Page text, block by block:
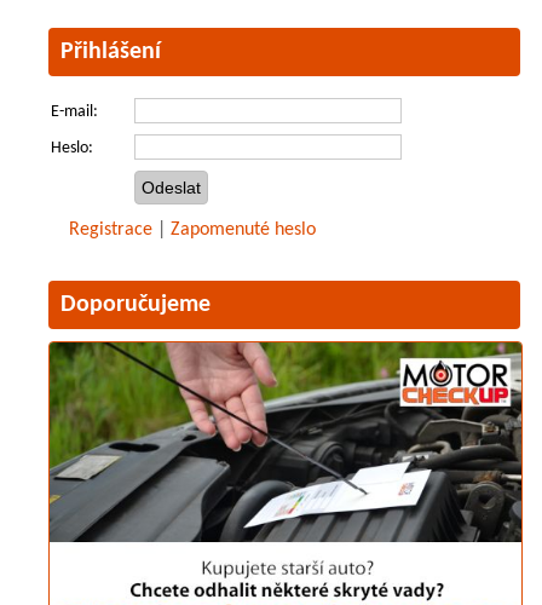
Přihlášení
E-mail:
Heslo:
Registrace Zapomenuté heslo
Doporučujeme